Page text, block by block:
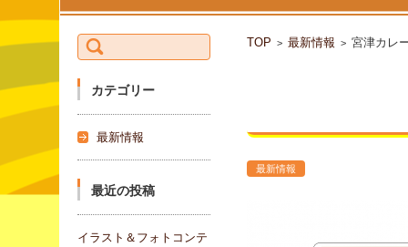
TOP > 最新情報 > 宮津カレ
最新情報
検索:
カテゴリー
最新情報
最近の投稿
イラスト＆フォトコンテ